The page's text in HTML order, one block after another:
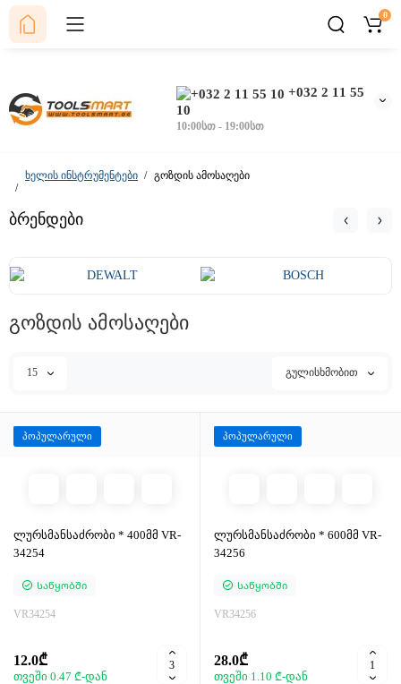
+032 2 11 55
10
10:00სთ - 19:00სთ
0
ხელის ინსტრუმენტები გოზდის ამოსაღები
ბრენდები
გოზდის ამოსაღები
15 გულისხმობით
პოპულარული
ლურსმანსაძრობი * 400მმ VR-
34254
Საწყობში
VR34254
12.0₾
თვეში 0.47 ₾-დან
პოპულარული
ლურსმანსაძრობი * 600მმ VR-
34256
Საწყობში
VR34256
28.0₾
თვეში 1.10 ₾-დან